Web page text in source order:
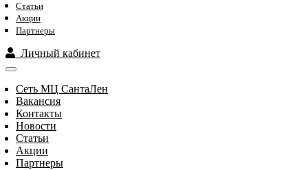
Статьи
Акции
Партнеры
Личный кабинет
Сеть МЦ СантаЛен
Вакансия
Контакты
Новости
Статьи
Акции
Партнеры